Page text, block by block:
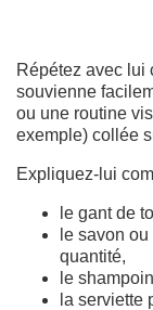
Répétez avec lui
souvienne
ou une routine
exemple) collée
Expliquez-lui
le gant de
le savon
quantité,
le
la serviette